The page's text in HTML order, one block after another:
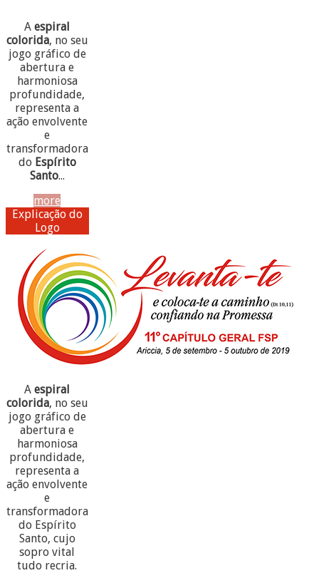
Aespiral
colorida, no seu
jogo gráfico de
abertura e
harmoniosa
profundidade,
representa a
ação envolvente
e
transformadora
do Espírito
Santo...
more
Explicação do
Logo
Aespiral
colorida, no seu
jogo gráfico de
abertura e
harmoniosa
profundidade,
representa a
ação envolvente
e
transformadora
do Espírito
Santo, cujo
sopro vital
tudo recria.